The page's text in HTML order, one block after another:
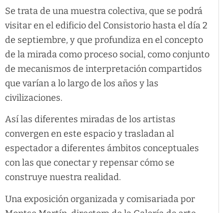
Se trata de una muestra colectiva, que se podrá
visitar en el edificio del Consistorio hasta el día 2
de septiembre, y que profundiza en el concepto
de la mirada como proceso social, como conjunto
de mecanismos de interpretación compartidos
que varían a lo largo de los años y las
civilizaciones.
Así las diferentes miradas de los artistas
convergen en este espacio y trasladan al
espectador a diferentes ámbitos conceptuales
con las que conectar y repensar cómo se
construye nuestra realidad.
Una exposición organizada y comisariada por